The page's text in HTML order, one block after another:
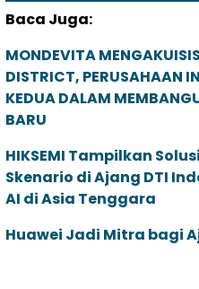
Baca Juga:
MONDEVITA
DISTRICT, PERUSAHAAN
KEDUA DALAM
BARU
HIKSEMI Tampilkan
Skenario di Ajang DTI
AI di Asia Tenggara
Huawei Jadi Mitra bagi